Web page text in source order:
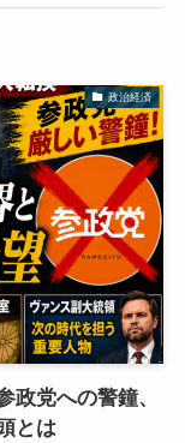
政治経済
党への警鐘、
とは